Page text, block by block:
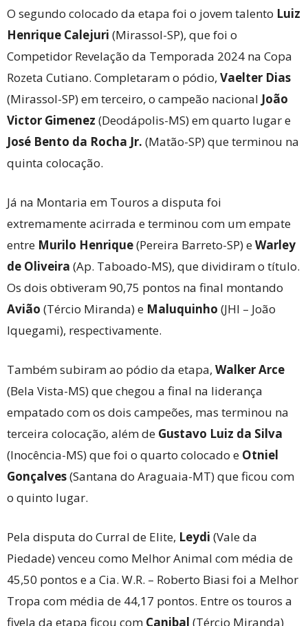
O segundo colocado da etapa foi o jovem talento Luiz
Henrique Calejuri (Mirassol-SP), que foi o
Competidor Revelação da Temporada 2024 na Copa
Rozeta Cutiano. Completaram o pódio, Vaelter Dias
(Mirassol-SP) em terceiro, o campeão nacional João
Victor Gimenez (Deodápolis-MS) em quarto lugar e
José Bento da Rocha Jr. (Matão-SP) que terminou na
quinta colocação.
Já na Montaria em Touros a disputa foi
extremamente acirrada e terminou com um empate
entre Murilo Henrique(Pereira Barreto-SP) eWarley
de Oliveira (Ap. Taboado-MS), que dividiram o título.
Os dois obtiveram 90,75 pontos na final montando
Avião (Tércio Miranda) e Maluquinho (JHI – João
Iquegami), respectivamente.
Também subiram ao pódio da etapa, Walker Arce
(Bela Vista-MS) que chegou a final na liderança
empatado com os dois campeões, mas terminou na
terceira colocação, além de Gustavo Luiz da Silva
(Inocência-MS) que foi o quarto colocado e Otniel
Gonçalves(Santana do Araguaia-MT) que ficou com
o quinto lugar.
Pela disputa do Curral de Elite, Leydi (Vale da
Piedade) venceu como Melhor Animal com média de
45,50 pontos e a Cia. W.R. – Roberto Biasi foi a Melhor
Tropa com média de 44,17 pontos. Entre os touros a
fivela da etapa ficou com Canibal (Tércio Miranda)